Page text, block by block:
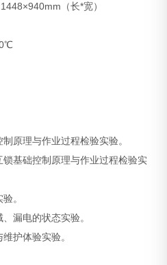
（长*宽）
原理与作业过程检验实验。
基础控制原理与作业过程检验实
。
漏电的状态实验。
护体验实验。